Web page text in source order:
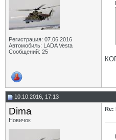
Регистрация: 07.06.2016
Автомобиль: LADA Vesta
Сообщений: 25
10.10.2016, 17:13
Dima
Новичок
Re: